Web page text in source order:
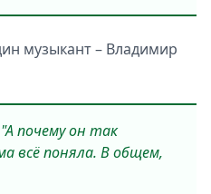
музыкант – Владимир
почему он так
всё поняла. В общем,